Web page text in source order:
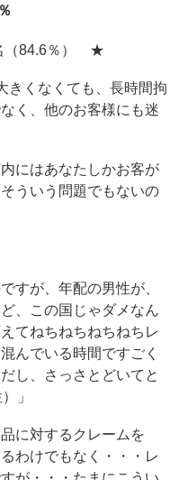
（84.6％） ★
きくなくても、長時間拘
く、他のお客様にも迷
にはあなたしかお客が
ういう問題でもないの
すが、年配の男性が、
、この国じゃダメなん
てねちねちねちねちレ
んでいる時間ですごく
し、さっさとどいてと
」
に対するクレームを
わけでもなく・・・レ